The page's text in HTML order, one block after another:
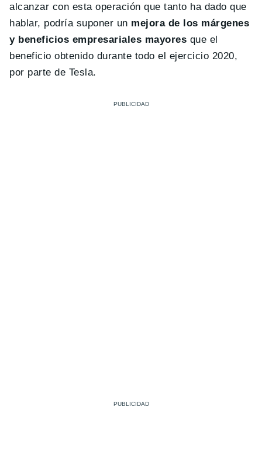
alcanzar con esta operación que tanto ha dado que
hablar, podría suponer un mejora de los márgenes
y beneficios empresariales mayores que el
beneficio obtenido durante todo el ejercicio 2020,
por parte de Tesla.